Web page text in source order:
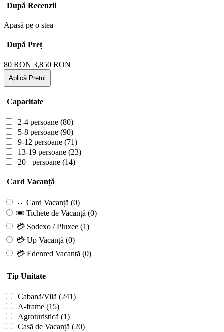
După Recenzii
Apasă pe o stea
După Preț
80 RON 3,850 RON
Aplică Prețul
Capacitate
2-4 persoane (80)
5-8 persoane (90)
9-12 persoane (71)
13-19 persoane (23)
20+ persoane (14)
Card Vacanță
🎫 Card Vacanță (0)
🎟 Tichete de Vacanță (0)
💳 Sodexo / Pluxee (1)
💳 Up Vacanță (0)
💳 Edenred Vacanță (0)
Tip Unitate
Cabanã/Vilã (241)
A-frame (15)
Agroturisticã (1)
Casã de Vacanță (20)